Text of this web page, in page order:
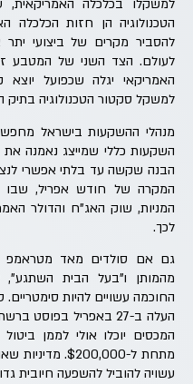
למשקלו בכלכלה האמריקאית,
הטכנולוגיה הן חזות הכלכלה
להסביר מקרים של ביצועי
לעולם. הצד השני של המטבע
האמריקאי יגלה שכפועל
למשקל סקטור הטכנולוגיה
מנהלי ההשקעות בישראל
השקעות כללי שמייצג נאמנה את
הבנה שקשה עד בלתי אפשרי
המקרה של חודש אפריל,
המניות, שוק האג"ח והדולר
לכך.
גם אם סולדים מאד מטראמפ
מהמותן ו"בעל הבית
החוכמה עשויים להיות
המכסים יוכלו אולי לממן
מתחת ל-
עשויה להוביל להשפעה חיובית